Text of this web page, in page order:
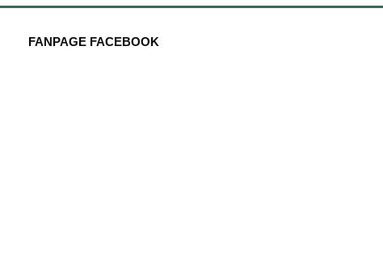
FANPAGE FACEBOOK